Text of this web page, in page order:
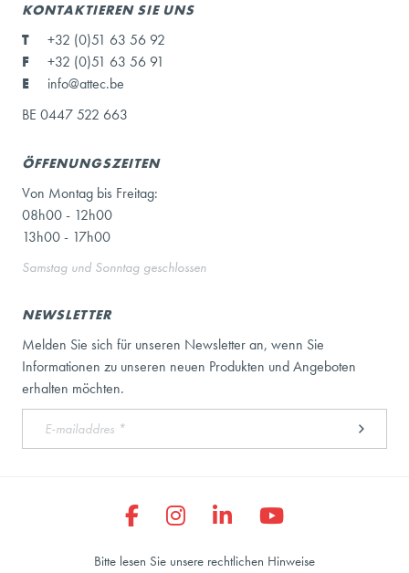
KONTAKTIEREN SIE UNS
T
+32 (0)51 63 56 92
F
+32 (0)51 63 56 91
E
info@attec.be
BE 0447 522 663
ÖFFENUNGSZEITEN
Von Montag bis Freitag:
08h00 - 12h00
13h00 - 17h00
Samstag und Sonntag geschlossen
NEWSLETTER
Melden Sie sich für unseren Newsletter an, wenn Sie
Informationen zu unseren neuen Produkten und Angeboten
erhalten möchten.
Bitte lesen Sie unsere rechtlichen Hinweise